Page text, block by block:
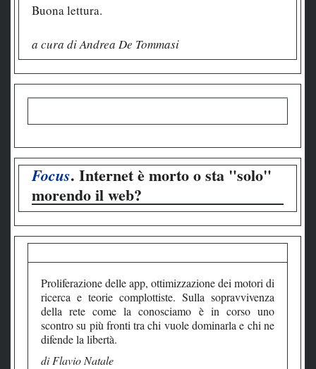
Buona lettura.
a cura di Andrea De Tommasi
Focus. Internet è morto o sta "solo"
morendo il web?
Proliferazione delle app, ottimizzazione dei motori di
ricerca e teorie complottiste. Sulla sopravvivenza
della rete come la conosciamo è in corso uno
scontro su più fronti tra chi vuole dominarla e chi ne
difende la libertà.
di Flavio Natale